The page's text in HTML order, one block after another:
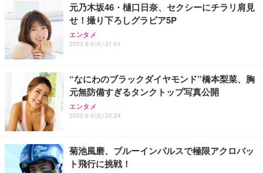
元乃木坂46・樋口日奈、セクシーにチラリ肩見
せ！撮り下ろしグラビア5P
エンタメ
2023.6.6(火) 21:01
“なにわのブラックダイヤモンド”橋本梨菜、胸
元無防備すぎるタンクトップ写真公開
エンタメ
2023.6.6(火) 20:24
菊池風磨、ブルーインパルスで極限アクロバッ
ト飛行に挑戦！